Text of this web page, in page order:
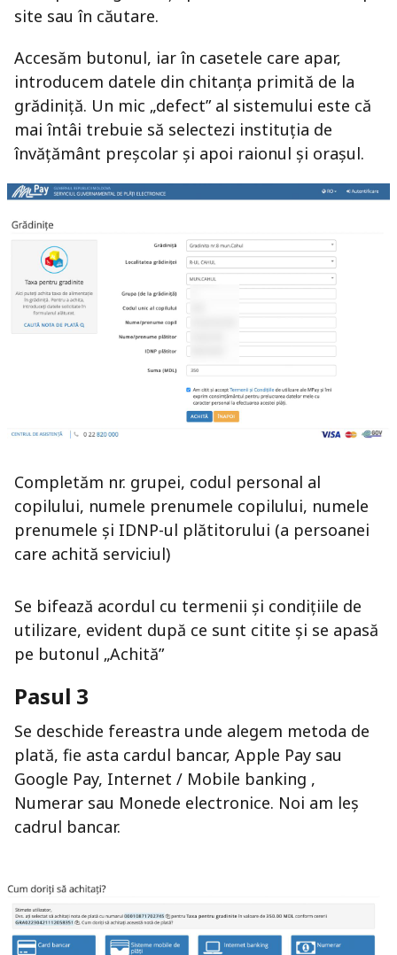
site sau în căutare.
Accesăm butonul, iar în casetele care apar,
introducem datele din chitanța primită de la
grădiniță. Un mic „defect” al sistemului este că
mai întâi trebuie să selectezi instituția de
învățământ preșcolar și apoi raionul și orașul.
Completăm nr. grupei, codul personal al
copilului, numele prenumele copilului, numele
prenumele și IDNP-ul plătitorului (a persoanei
care achită serviciul)
Se bifează acordul cu termenii și condițiile de
utilizare, evident după ce sunt citite și se apasă
pe butonul „Achită”
Pasul 3
Se deschide fereastra unde alegem metoda de
plată, fie asta cardul bancar, Apple Pay sau
Google Pay, Internet / Mobile banking ,
Numerar sau Monede electronice. Noi am leș
cadrul bancar.